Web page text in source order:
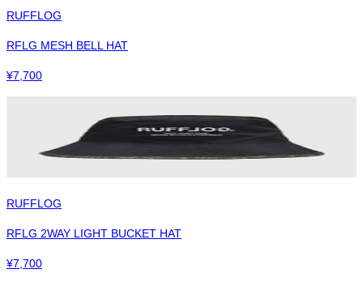
RUFFLOG
RFLG MESH BELL HAT
¥7,700
RUFFLOG
RFLG 2WAY LIGHT BUCKET HAT
¥7,700